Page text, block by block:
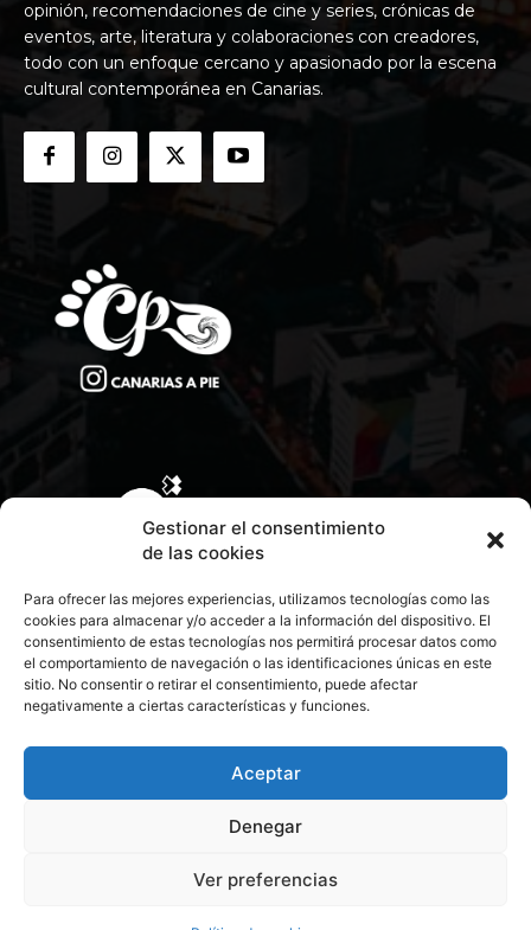
Gestionar el consentimiento
de las cookies
Para ofrecer las mejores experiencias, utilizamos tecnologías como las
cookies para almacenar y/o acceder a la información del dispositivo. El
consentimiento de estas tecnologías nos permitirá procesar datos como
el comportamiento de navegación o las identificaciones únicas en este
sitio. No consentir o retirar el consentimiento, puede afectar
negativamente a ciertas características y funciones.
Aceptar
Denegar
Ver preferencias
opinión, recomendaciones de cine y series, crónicas de
eventos, arte, literatura y colaboraciones con creadores,
todo con un enfoque cercano y apasionado por la escena
cultural contemporánea en Canarias.
CONTACTA CON NOSOTROS